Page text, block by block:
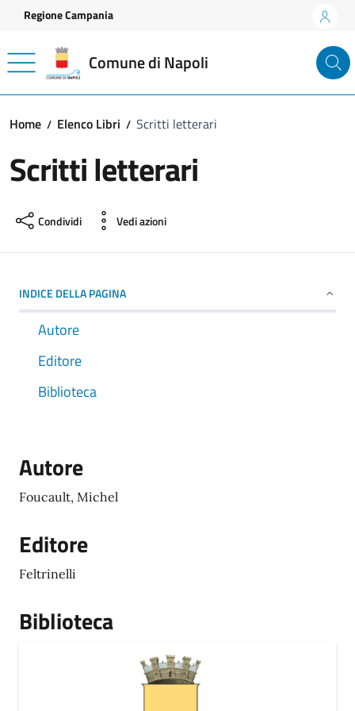
Vai ai contenuti
Vai al footer
Regione Campania
Comune di Napoli
Home Elenco Libri Scritti letterari
Scritti letterari
Condividi Vedi azioni
INDICE DELLA PAGINA
Autore
Editore
Biblioteca
Autore
Foucault, Michel
Editore
Feltrinelli
Biblioteca